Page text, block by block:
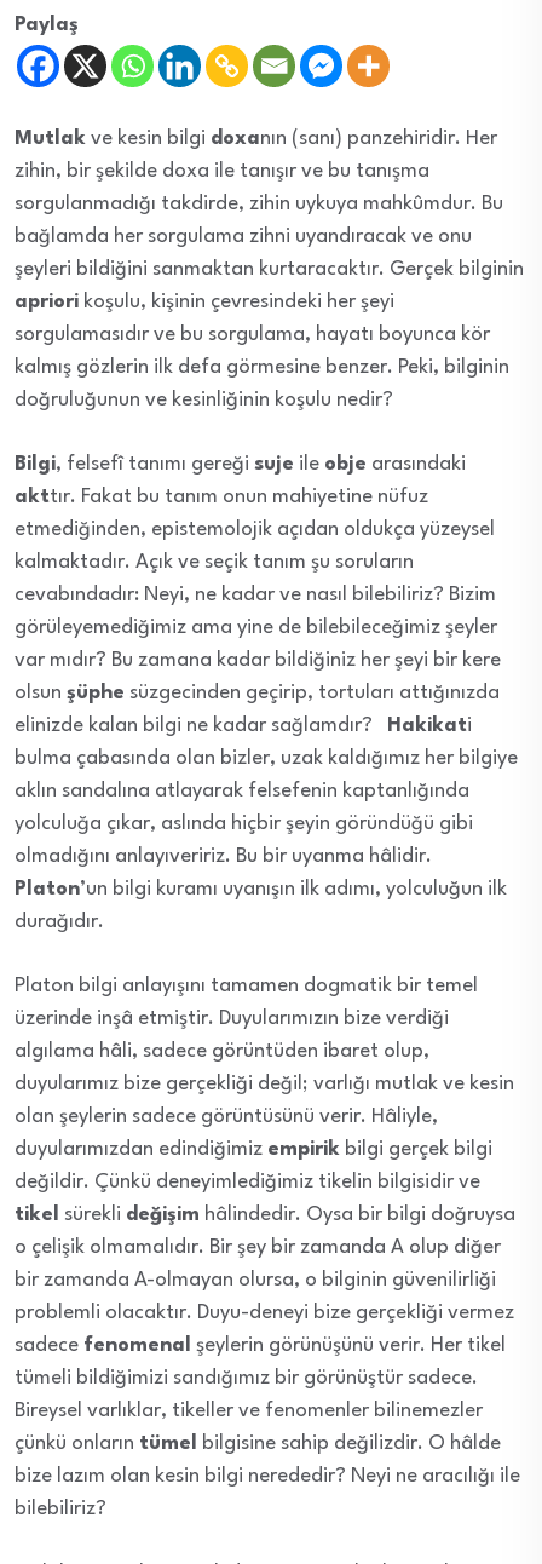
Paylaş
Mutlak ve kesin bilgi doxanın (sanı) panzehiridir. Her
zihin, bir şekilde doxa ile tanışır ve bu tanışma
sorgulanmadığı takdirde, zihin uykuya mahkûmdur. Bu
bağlamda her sorgulama zihni uyandıracak ve onu
şeyleri bildiğini sanmaktan kurtaracaktır. Gerçek bilginin
apriori koşulu, kişinin çevresindeki her şeyi
sorgulamasıdır ve bu sorgulama, hayatı boyunca kör
kalmış gözlerin ilk defa görmesine benzer. Peki, bilginin
doğruluğunun ve kesinliğinin koşulu nedir?
Bilgi, felsefî tanımı gereği suje ile obje arasındaki
akttır. Fakat bu tanım onun mahiyetine nüfuz
etmediğinden, epistemolojik açıdan oldukça yüzeysel
kalmaktadır. Açık ve seçik tanım şu soruların
cevabındadır: Neyi, ne kadar ve nasıl bilebiliriz? Bizim
görüleyemediğimiz ama yine de bilebileceğimiz şeyler
var mıdır? Bu zamana kadar bildiğiniz her şeyi bir kere
olsun şüphe süzgecinden geçirip, tortuları attığınızda
elinizde kalan bilgi ne kadar sağlamdır?
Hakikati
bulma çabasında olan bizler, uzak kaldığımız her bilgiye
aklın sandalına atlayarak felsefenin kaptanlığında
yolculuğa çıkar, aslında hiçbir şeyin göründüğü gibi
olmadığını anlayıveririz. Bu bir uyanma hâlidir.
Platon’un bilgi kuramı uyanışın ilk adımı, yolculuğun ilk
durağıdır.
Platon bilgi anlayışını tamamen dogmatik bir temel
üzerinde inşâ etmiştir. Duyularımızın bize verdiği
algılama hâli, sadece görüntüden ibaret olup,
duyularımız bize gerçekliği değil; varlığı mutlak ve kesin
olan şeylerin sadece görüntüsünü verir. Hâliyle,
duyularımızdan edindiğimiz empirik bilgi gerçek bilgi
değildir. Çünkü deneyimlediğimiz tikelin bilgisidir ve
tikel
sürekli değişim hâlindedir. Oysa bir bilgi doğruysa
o çelişik olmamalıdır. Bir şey bir zamanda A olup diğer
bir zamanda A-olmayan olursa, o bilginin güvenilirliği
problemli olacaktır. Duyu-deneyi bize gerçekliği vermez
sadece fenomenal şeylerin görünüşünü verir. Her tikel
tümeli bildiğimizi sandığımız bir görünüştür sadece.
Bireysel varlıklar, tikeller ve fenomenler bilinemezler
çünkü onların tümel
bilgisine sahip değilizdir. O hâlde
bize lazım olan kesin bilgi nerededir? Neyi ne aracılığı ile
bilebiliriz?